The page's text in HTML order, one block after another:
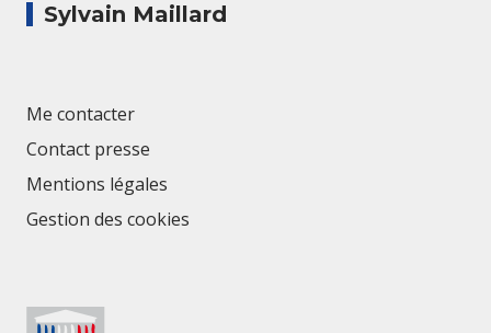
Sylvain Maillard
Me contacter
Contact presse
Mentions légales
Gestion des cookies